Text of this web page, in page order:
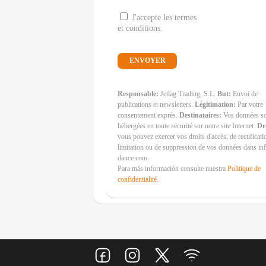
J'accepte les termes
et conditions.
Responsable: Jetlag Trading, S.L. But: Envoi de
publications et newsletters. Légitimation: Par votre
consentement exprès. Destinataires: Vos données
hébergées en toute sécurité sur notre site Internet.
vous pouvez exercer vos droits d'accès, de
limitation ou de suppression de vos données dans
dance.com.
Para más información consulte nuestra Politique de
confidentialité